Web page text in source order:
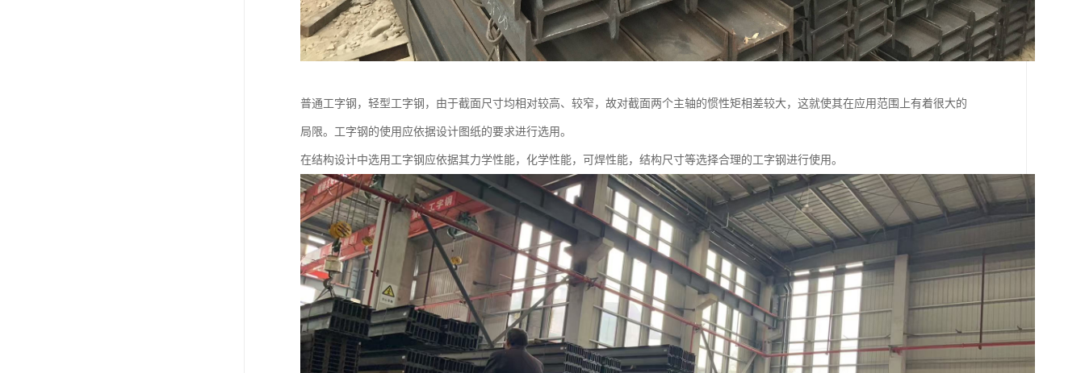
普通工字钢，轻型工字钢，由于截面尺寸均相对较高、较窄，故对截面两个主轴的惯性矩相差较大，这就使其在应用范围上有着很大的
局限。工字钢的使用应依据设计图纸的要求进行选用。
在结构设计中选用工字钢应依据其力学性能，化学性能，可焊性能，结构尺寸等选择合理的工字钢进行使用。